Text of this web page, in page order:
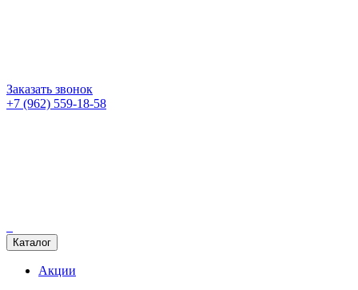
Заказать звонок
+7 (962) 559-18-58
Каталог
Акции